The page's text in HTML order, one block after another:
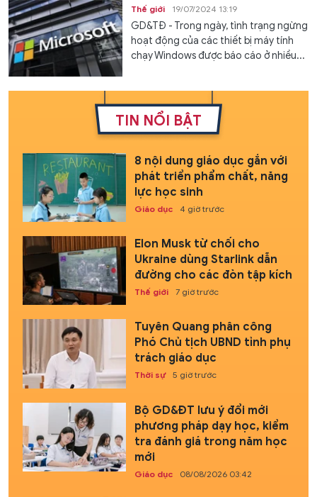
Thế giới 19/07/2024 13:19
GD&TĐ - Trong ngày, tình trạng ngừng
hoạt động của các thiết bị máy tính
chạy Windows được báo cáo ở nhiều...
TIN NỔI BẬT
8 nội dung giáo dục gắn với
phát triển phẩm chất, năng
lực học sinh
Giáo dục 4 giờ trước
Elon Musk từ chối cho
Ukraine dùng Starlink dẫn
đường cho các đòn tập kích
Thế giới 7 giờ trước
Tuyên Quang phân công
Phó Chủ tịch UBND tỉnh phụ
trách giáo dục
Thời sự 5 giờ trước
Bộ GD&ĐT lưu ý đổi mới
phương pháp dạy học, kiểm
tra đánh giá trong năm học
mới
Giáo dục 08/08/2026 03:42